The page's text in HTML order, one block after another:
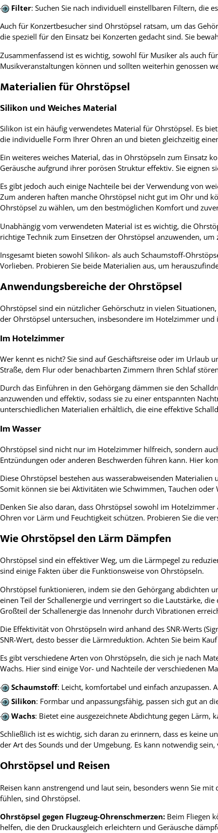
Filter: Suchen Sie nach individuell einstellbaren Filtern, die
Auch für Konzertbesucher sind Ohrstöpsel ratsam, um das
die speziell für den Einsatz bei Konzerten gedacht sind. Sie
Zusammenfassend ist es wichtig, sowohl für Musiker als auch
Musikveranstaltungen können und sollten weiterhin genossen
Materialien für Ohrstöpsel
Silikon und Weiches Material
Silikon ist ein häufig verwendetes Material für Ohrstöpsel. Es
die individuelle Form Ihrer Ohren an und bieten gleichzeitig
Ein weiteres weiches Material, das in Ohrstöpseln zum Einsatz
Geräusche aufgrund ihrer porösen Struktur effektiv. Sie eignen
Es gibt jedoch auch einige Nachteile bei der Verwendung von
Zum anderen haften manche Ohrstöpsel nicht gut im Ohr und
Ohrstöpsel zu wählen, um den bestmöglichen Komfort und
Unabhängig vom verwendeten Material ist es wichtig, die
richtige Technik zum Einsetzen der Ohrstöpsel anzuwenden,
Insgesamt bieten sowohl Silikon- als auch Schaumstoff-
Vorlieben. Probieren Sie beide Materialien aus, um
Anwendungsbereiche der Ohrstöpsel
Ohrstöpsel sind ein nützlicher Gehörschutz in vielen
der Ohrstöpsel untersuchen, insbesondere im Hotelzimmer und
Im Hotelzimmer
Wer kennt es nicht? Sie sind auf Geschäftsreise oder im
Straße, dem Flur oder benachbarten Zimmern Ihren Schlaf
Durch das Einführen in den Gehörgang dämmen sie den
anzuwenden und effektiv, sodass sie zu einer entspannten
unterschiedlichen Materialien erhältlich, die eine effektive
Im Wasser
Ohrstöpsel sind nicht nur im Hotelzimmer hilfreich, sondern
Entzündungen oder anderen Beschwerden führen kann. Hier
Diese Ohrstöpsel bestehen aus wasserabweisenden
Somit können sie bei Aktivitäten wie Schwimmen, Tauchen
Denken Sie also daran, dass Ohrstöpsel sowohl im
Ohren vor Lärm und Feuchtigkeit schützen. Probieren Sie die
Wie Ohrstöpsel den Lärm Dämpfen
Ohrstöpsel sind ein effektiver Weg, um die Lärmpegel zu
sind einige Fakten über die Funktionsweise von Ohrstöpseln.
Ohrstöpsel funktionieren, indem sie den Gehörgang abdichten
einen Teil der Schallenergie und verringert so die Lautstärke,
Großteil der Schallenergie das Innenohr durch Vibrationen
Die Effektivität von Ohrstöpseln wird anhand des SNR-Werts
SNR-Wert, desto besser die Lärmreduktion. Achten Sie beim
Es gibt verschiedene Arten von Ohrstöpseln, die sich je nach
Wachs. Hier sind einige Vor- und Nachteile der verschiedenen
Schaumstoff: Leicht, komfortabel und einfach anzupassen.
Silikon: Formbar und anpassungsfähig, passen sich gut an
Wachs: Bietet eine ausgezeichnete Abdichtung gegen
Schließlich ist es wichtig, sich daran zu erinnern, dass es keine
der Art des Sounds und der Umgebung. Es kann notwendig
Ohrstöpsel und Reisen
Reisen kann anstrengend und laut sein, besonders wenn Sie
fühlen, sind Ohrstöpsel.
Ohrstöpsel gegen Flugzeug-Ohrenschmerzen: Beim Fliegen
helfen, die den Druckausgleich erleichtern und Geräusche